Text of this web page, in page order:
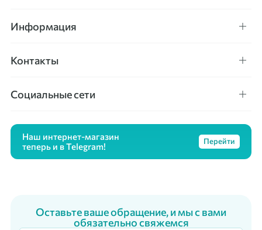
Информация
Контакты
Социальные сети
Наш интернет-магазин
теперь и в Telegram!
Перейти
Оставьте ваше обращение, и мы с вами
обязательно свяжемся